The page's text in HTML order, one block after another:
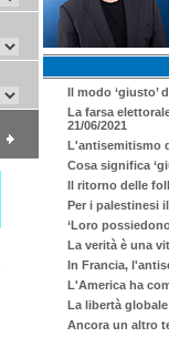
Il modo ‘giusto’
La farsa
21/06/2021
L'antisemitismo
Cosa significa
Il ritorno delle
Per i palestinesi
‘Loro
La verità è una
In Francia,
L'America ha
La libertà
Ancora un altro